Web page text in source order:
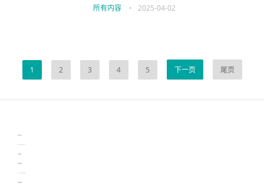
所有内容 • 2025-04-02
1 2 3 4 5 下一页 尾页